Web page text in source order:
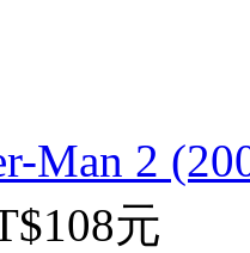
Man 2
元